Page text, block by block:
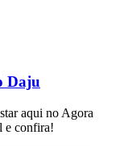
Daju
aqui no Agora
e confira!